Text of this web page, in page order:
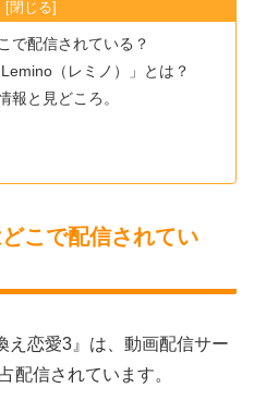
で配信されている？
（レミノ）」とは？
報と見どころ。
こで配信されてい
え恋愛3』は、動画配信サー
配信されています。